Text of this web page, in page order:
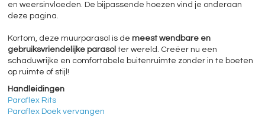
en weersinvloeden. De bijpassende hoezen vind je onderaan
deze pagina.
Kortom, deze muurparasol is de meest wendbare en
gebruiksvriendelijke parasol ter wereld. Creëer nu een
schaduwrijke en comfortabele buitenruimte zonder in te boeten
op ruimte of stijl!
Handleidingen
Paraflex Rits
Paraflex Doek vervangen